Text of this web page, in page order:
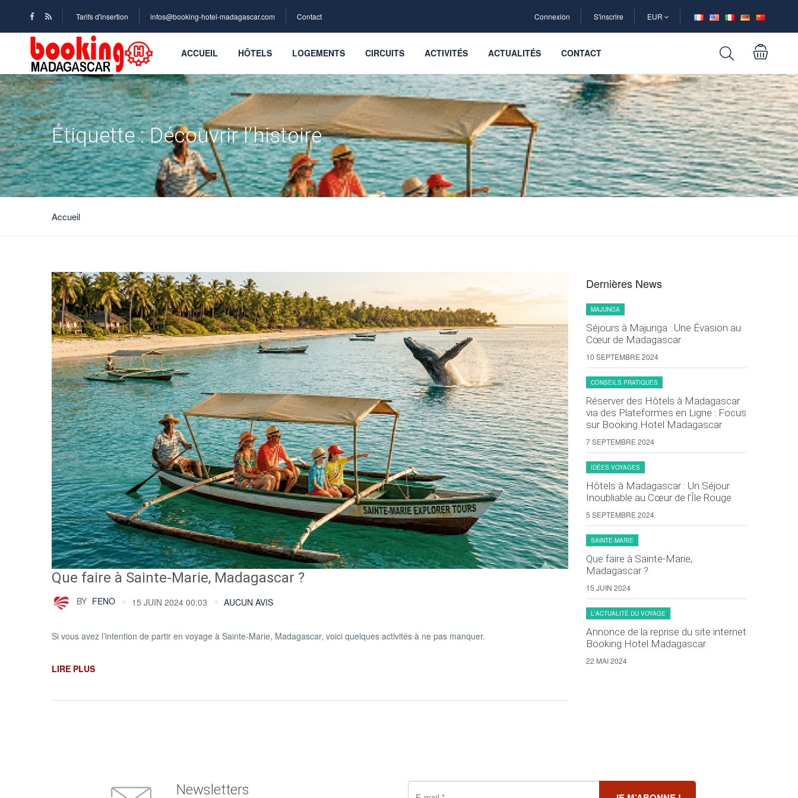
Tarifs d'insertion infos@booking-hotel-madagascar.com Contact Connexion S'inscrire EUR
ACCUEIL HÔTELS LOGEMENTS CIRCUITS ACTIVITÉS ACTUALITÉS CONTACT
Étiquette :Découvrir l’histoire
Accueil
Que faire à Sainte-Marie, Madagascar ?
BY FENO 15 JUIN 2024 00:03 AUCUN AVIS
Si vous avez l’intention de partir en voyage à Sainte-Marie, Madagascar, voici quelques activités à ne pas manquer.
LIRE PLUS
Dernières News
MAJUNGA
Séjours à Majunga : Une Évasion au
Cœur de Madagascar
10 SEPTEMBRE 2024
CONSEILS PRATIQUES
Réserver des Hôtels à Madagascar
via des Plateformes en Ligne : Focus
sur Booking Hotel Madagascar
7 SEPTEMBRE 2024
IDÉES VOYAGES
Hôtels à Madagascar : Un Séjour
Inoubliable au Cœur de l’Île Rouge
5 SEPTEMBRE 2024
SAINTE-MARIE
Que faire à Sainte-Marie,
Madagascar ?
15 JUIN 2024
L'ACTUALITÉ DU VOYAGE
Annonce de la reprise du site internet
Booking Hotel Madagascar
22 MAI 2024
Newsletters